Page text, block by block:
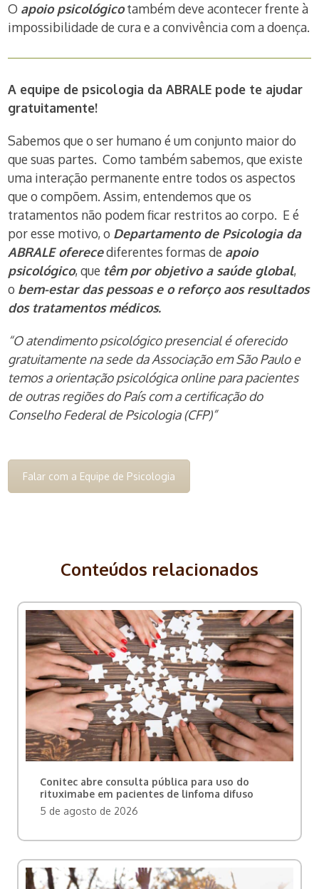
O apoio psicológicotambém deve acontecer frente à
impossibilidade de cura e a convivência com a doença.
A equipe de psicologia da ABRALE pode te ajudar
gratuitamente!
Sabemos que o ser humano é um conjunto maior do
que suas partes. Como também sabemos, que existe
uma interação permanente entre todos os aspectos
que o compõem. Assim, entendemos que os
tratamentos não podem ficar restritos ao corpo. E é
por esse motivo, o Departamento de Psicologia da
ABRALE oferecediferentes formas de apoio
psicológico, que têm por objetivo a saúde global,
o bem-estar das pessoas e o reforço aos resultados
dos tratamentos médicos.
“O atendimento psicológico presencial é oferecido
gratuitamente na sede da Associação em São Paulo e
temos a orientação psicológica online para pacientes
de outras regiões do País com a certificação do
Conselho Federal de Psicologia (CFP)”
Falar com a Equipe de Psicologia
Conteúdos relacionados
Conitec abre consulta pública para uso do
rituximabe em pacientes de linfoma difuso
5 de agosto de 2026